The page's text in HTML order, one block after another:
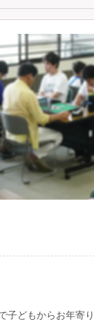
子どもからお年寄